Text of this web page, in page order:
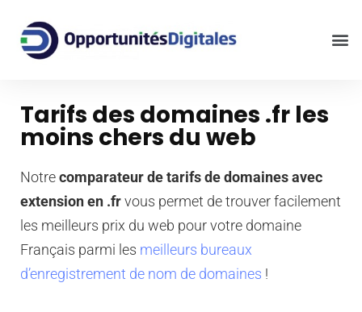
Tarifs des domaines .fr les
moins chers du web
Notrecomparateur de tarifs de domaines avec
extension en .frvous permet de trouver facilement
les meilleurs prix du web pour votre domaine
Français parmi les meilleurs bureaux
d’enregistrement de nom de domaines !